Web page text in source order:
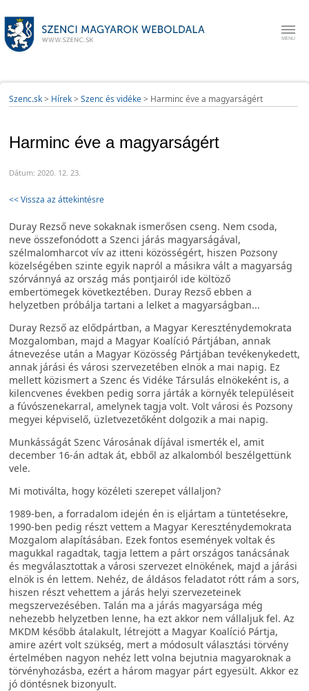
Szenc.sk> Hírek> Szenc és vidéke> Harminc éve a magyarságért
Harminc éve a magyarságért
Dátum: 2020. 12. 23.
<< Vissza az áttekintésre
Duray Rezső neve sokaknak ismerősen cseng. Nem csoda,
neve összefonódott a Szenci járás magyarságával,
szélmalomharcot vív az itteni közösségért, hiszen Pozsony
közelségében szinte egyik napról a másikra vált a magyarság
szórvánnyá az ország más pontjairól ide költöző
embertömegek következtében. Duray Rezső ebben a
helyzetben próbálja tartani a lelket a magyarságban...
Duray Rezső az elődpártban, a Magyar Kereszténydemokrata
Mozgalomban, majd a Magyar Koalíció Pártjában, annak
átnevezése után a Magyar Közösség Pártjában tevékenykedett,
annak járási és városi szervezetében elnök a mai napig. Ez
mellett közismert a Szenc és Vidéke Társulás elnökeként is, a
kilencvenes években pedig sorra járták a környék településeit
a fúvószenekarral, amelynek tagja volt. Volt városi és Pozsony
megyei képviselő, üzletvezetőként dolgozik a mai napig.
Munkásságát Szenc Városának díjával ismerték el, amit
december 16-án adtak át, ebből az alkalomból beszélgettünk
vele.
Mi motiválta, hogy közéleti szerepet vállaljon?
1989-ben, a forradalom idején én is eljártam a tüntetésekre,
1990-ben pedig részt vettem a Magyar Kereszténydemokrata
Mozgalom alapításában. Ezek fontos események voltak és
magukkal ragadtak, tagja lettem a párt országos tanácsának
és megválasztottak a városi szervezet elnökének, majd a járási
elnök is én lettem. Nehéz, de áldásos feladatot rótt rám a sors,
hiszen részt vehettem a járás helyi szervezeteinek
megszervezésében. Talán ma a járás magyarsága még
nehezebb helyzetben lenne, ha ezt akkor nem vállaljuk fel. Az
MKDM később átalakult, létrejött a Magyar Koalíció Pártja,
amire azért volt szükség, mert a módosult választási törvény
értelmében nagyon nehéz lett volna bejutnia magyaroknak a
törvényhozásba, ezért a három magyar párt egyesült. Akkor ez
jó döntésnek bizonyult.